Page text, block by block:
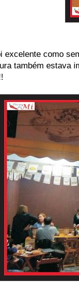
excelente como
também estava